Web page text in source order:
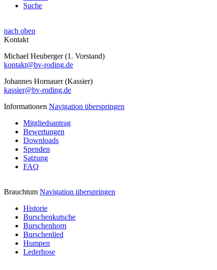
Suche
nach oben
Kontakt
Michael Heuberger (1. Vorstand)
kontakt@bv-roding.de
Johannes Hornauer (Kassier)
kassier@bv-roding.de
Informationen Navigation überspringen
Mitgliedsantrag
Bewertungen
Downloads
Spenden
Satzung
FAQ
Brauchtum Navigation überspringen
Historie
Burschenkutsche
Burschenhorn
Burschenlied
Humpen
Lederhose